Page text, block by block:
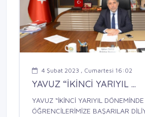
4 Şubat 2023 , Cumartesi 16:02
YAVUZ “İKİNCİ YARIYIL ...
YAVUZ “İKİNCİ YARIYIL
ÖĞRENCİLERİMİZE BAŞARILAR